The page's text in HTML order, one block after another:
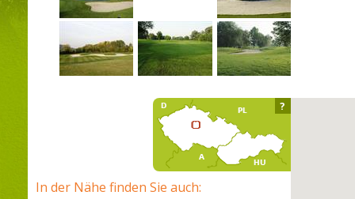
In der Nähe finden Sie auch:
?